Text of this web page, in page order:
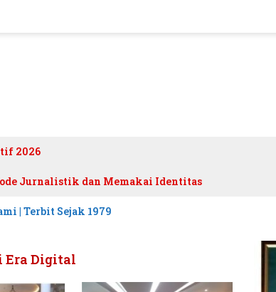
2026
Jurnalistik dan Memakai Identitas
| Terbit Sejak 1979
Era Digital